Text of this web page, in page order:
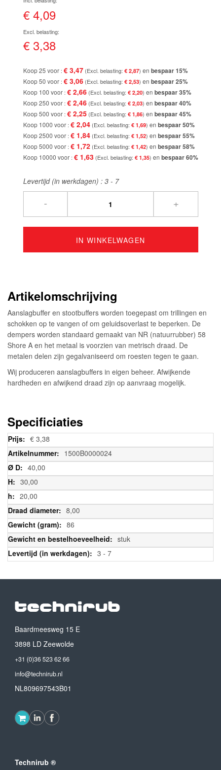
het
begin
afbeeldingen-
€ 4,09
€ 3,38
Koop 25 voor € 3,47 € 2,87 en bespaar15%
Koop 50 voor € 3,06 € 2,53 en bespaar25%
Koop 100 voor € 2,66 € 2,20 en bespaar35%
Koop 250 voor € 2,46 € 2,03 en bespaar40%
Koop 500 voor € 2,25 € 1,86 en bespaar45%
Koop 1000 voor € 2,04 € 1,69 en bespaar50%
Koop 2500 voor € 1,84 € 1,52 en bespaar55%
Koop 5000 voor € 1,72 € 1,42 en bespaar58%
Koop 10000 voor € 1,63 € 1,35 en bespaar60%
Levertijd (in werkdagen) : 3 - 7
- +
IN WINKELWAGEN
Artikelomschrijving
Aanslagbuffer en stootbuffers worden toegepast om trillingen en
schokken op te vangen of om geluidsoverlast te beperken. De
dempers worden standaard gemaakt van NR (natuurrubber) 58
Shore A en het metaal is voorzien van metrisch draad. De
metalen delen zijn gegalvaniseerd om roesten tegen te gaan.
Wij produceren aanslagbuffers in eigen beheer. Afwijkende
hardheden en afwijkend draad zijn op aanvraag mogelijk.
Specificiaties
Meer
informatie
€ 3,38
1500B0000024
40,00
30,00
20,00
8,00
86
stuk
3 - 7
Baardmeesweg 15 E
3898 LD Zeewolde
+31 (0)36 523 62 66
info@technirub.nl
NL809697543B01
Technirub ®